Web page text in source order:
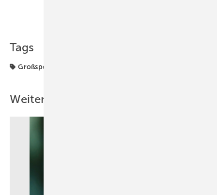
Tags
Großspeicher
Weitere Inhalte